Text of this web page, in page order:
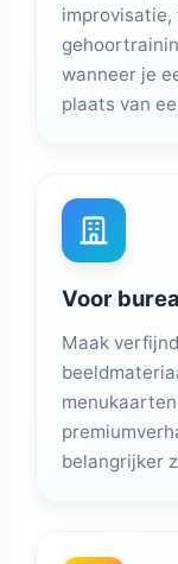
improvisatie,
wanneer je
plaats van
Voor
Maak
belangrijker